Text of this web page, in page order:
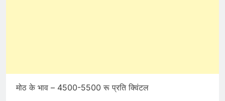
मोठ के भाव – 4500-5500 रू प्रति क्विंटल